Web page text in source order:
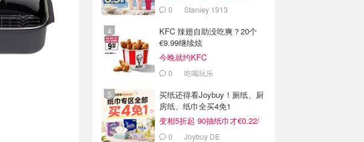
0 Stanley 1913
KFC 辣翅自助没吃爽？20个
€9.99继续炫
今晚就约KFC
0 吃喝玩乐
买纸还得看Joybuy！厕纸、厨
房纸、纸巾全买4免1
变相5折起 90抽纸巾才€0.22/
包 0 Joybuy DE